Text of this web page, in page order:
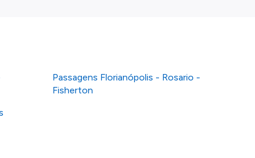
Passagens Florianópolis - Rosario -
Fisherton